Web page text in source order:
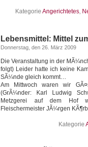
Kategorie Angerichtetes,
Lebensmittel: Mittel
Donnerstag, den 26. März 2009
Die Veranstaltung in der
folgt) Leider hatte ich keine
SÃ¼nde gleich kommt…
Am Mittwoch waren wir
(GrÃ¼nder: Karl Ludwig
Metzgerei auf dem Hof
Fleischermeister JÃ¼rgen
Kategorie